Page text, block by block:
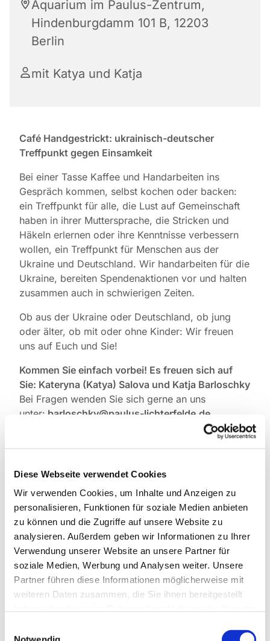
Diese Webseite verwendet Cookies
Wir verwenden Cookies, um Inhalte und Anzeigen zu
personalisieren, Funktionen für soziale Medien anbieten
zu können und die Zugriffe auf unsere Website zu
analysieren. Außerdem geben wir Informationen zu Ihrer
Verwendung unserer Website an unsere Partner für
soziale Medien, Werbung und Analysen weiter. Unsere
Partner führen diese Informationen möglicherweise mit
weiteren Daten zusammen, die Sie ihnen bereitgestellt
Aquarium im Paulus-Zentrum,
Hindenburgdamm 101 B, 12203
Berlin
mit Katya und Katja
Café Handgestrickt: ukrainisch-deutscher
Treffpunkt gegen Einsamkeit
Bei einer Tasse Kaffee und Handarbeiten ins
Gespräch kommen, selbst kochen oder backen:
ein Treffpunkt für alle, die Lust auf Gemeinschaft
haben in ihrer Muttersprache, die Stricken und
Häkeln erlernen oder ihre Kenntnisse verbessern
wollen, ein Treffpunkt für Menschen aus der
Ukraine und Deutschland. Wir handarbeiten für die
Ukraine, bereiten Spendenaktionen vor und halten
zusammen auch in schwierigen Zeiten.
Ob aus der Ukraine oder Deutschland, ob jung
oder älter, ob mit oder ohne Kinder: Wir freuen
uns auf Euch und Sie!
Kommen Sie einfach vorbei! Es freuen sich auf
Sie: Kateryna (Katya) Salova und Katja Barloschky
Bei Fragen wenden Sie sich gerne an uns
unter: barloschky@paulus-lichterfelde.de
малечі, шкарпетки та рукавички , светри та
сердечка для дітей і дорослих в Україні, для
себе а також для безхатченків Берліну.
Під час зустрічей у нашому Кафе ви заведете
нові знайомства, під час розмови за філіжанкою
кави з частуванням, навчитеся в'язати спицями
або гачком.Ви можете відновити та
вдосконалити вже набуті навички з цього
рукоділля! Наше Кафе - це місце зустрічі людей